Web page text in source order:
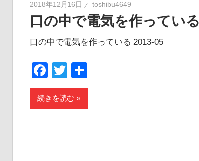
2018年12月16日 toshibu4649
口の中で電気を作っている
口の中で電気を作っている 2013-05
Facebook
Twitter
有
続きを読む